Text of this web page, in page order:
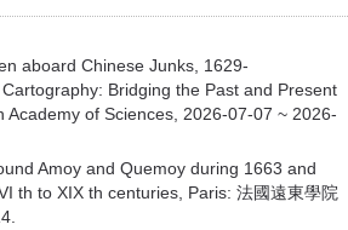
aboard Chinese Junks, 1629-
Bridging the Past and Present
of Sciences, 2026-07-07 ~ 2026-
Amoy and Quemoy during 1663 and
th to XIX th centuries, Paris: 法國遠東學院